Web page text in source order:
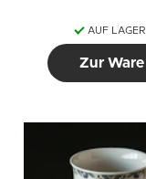
AUF LAGER
Zur Ware